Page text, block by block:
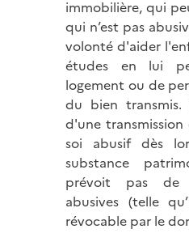
immobilière, qui
qui n’est pas
volonté d'aider
études en lui
logement ou de
du bien transmis.
d'une
soi abusif dès
substance
prévoit pas de
abusives (telle
révocable par le